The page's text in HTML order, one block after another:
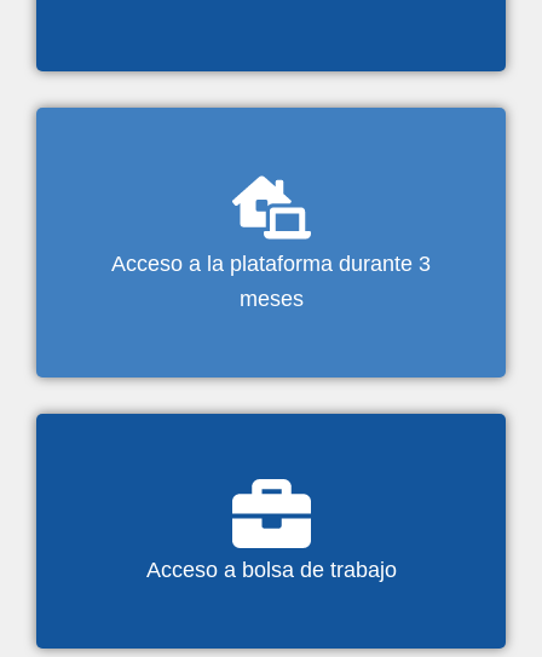
Acceso a la plataforma durante 3
meses
Acceso a bolsa de trabajo